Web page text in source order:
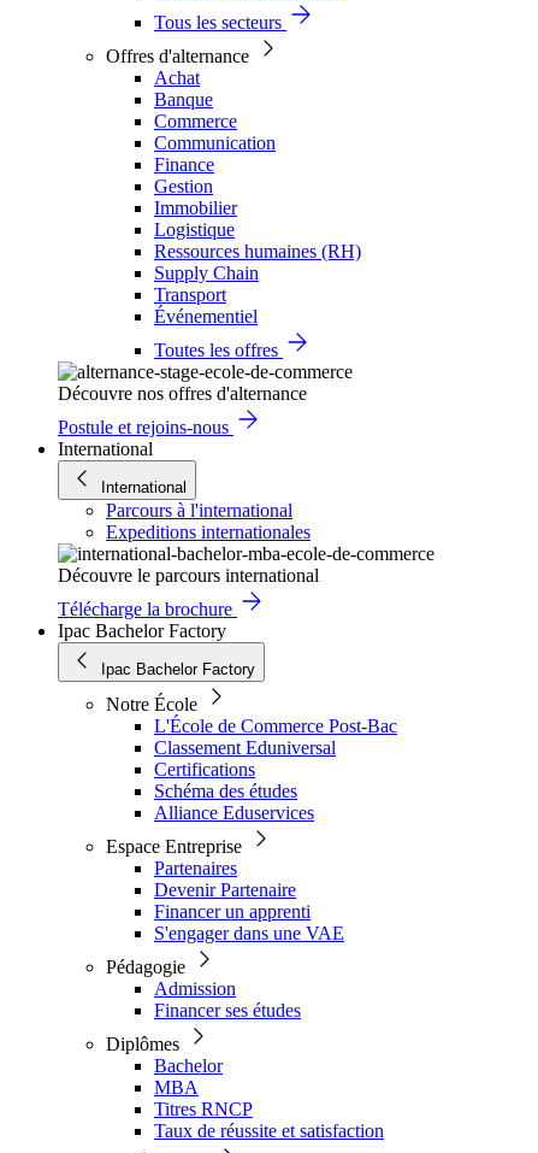
Tous les secteurs
Offres d'alternance
Achat
Banque
Commerce
Communication
Finance
Gestion
Immobilier
Logistique
Ressources humaines (RH)
Supply Chain
Transport
Événementiel
Toutes les offres
Découvre nos offres d'alternance
Postule et rejoins-nous
International
International
Parcours à l'international
Expeditions internationales
Découvre le parcours international
Télécharge la brochure
Ipac Bachelor Factory
Ipac Bachelor Factory
Notre École
L'École de Commerce Post-Bac
Classement Eduniversal
Certifications
Schéma des études
Alliance Eduservices
Espace Entreprise
Partenaires
Devenir Partenaire
Financer un apprenti
S'engager dans une VAE
Pédagogie
Admission
Financer ses études
Diplômes
Bachelor
MBA
Titres RNCP
Taux de réussite et satisfaction